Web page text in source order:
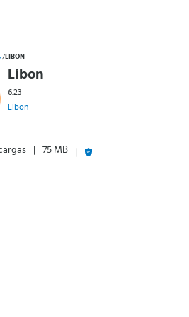
/ LIBON
Libon
6.23
Libon
75 MB